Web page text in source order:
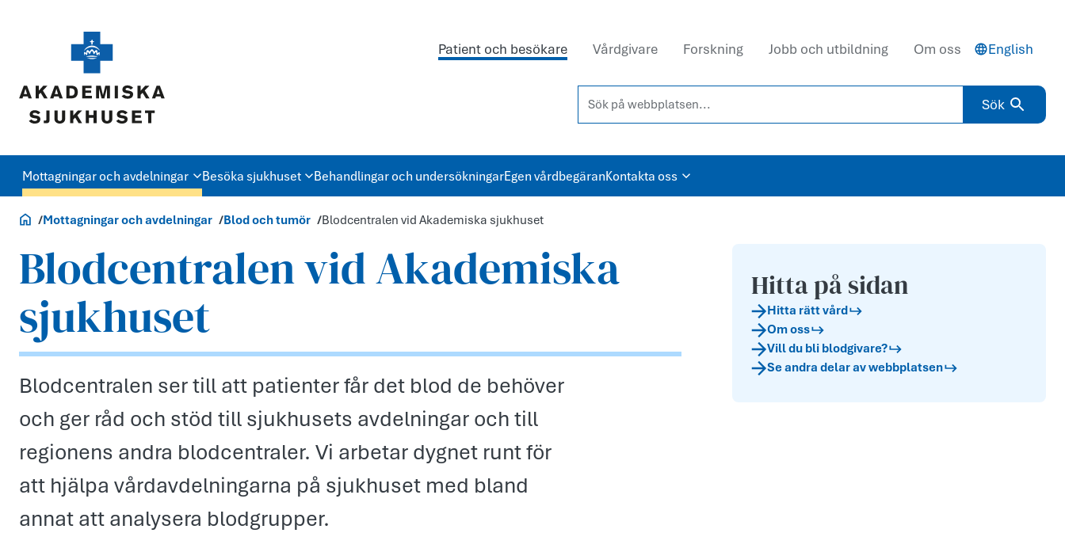
Patient och besökare Vårdgivare Forskning Jobb och utbildning Om oss English
Sök på webbplatsen...
Sök
Mottagningar och avdelningar Besöka sjukhuset Behandlingar och undersökningarEgen vårdbegäranKontakta oss
Akademiska.se
Mottagningar och avdelningar Blod och tumör Blodcentralen vid Akademiska sjukhuset
Blodcentralen vid Akademiska
sjukhuset
Blodcentralen ser till att patienter får det blod de behöver
och ger råd och stöd till sjukhusets avdelningar och till
regionens andra blodcentraler. Vi arbetar dygnet runt för
att hjälpa vårdavdelningarna på sjukhuset med bland
annat att analysera blodgrupper.
Hitta på sidan
Hitta rätt vård
Om oss
Vill du bli blodgivare?
Se andra delar av webbplatsen